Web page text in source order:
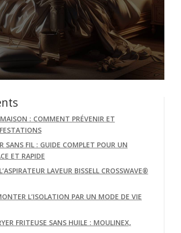
: COMMENT PRÉVENIR ET
SANS FIL : GUIDE COMPLET POUR UN
ET RAPIDE
LAVEUR BISSELL CROSSWAVE®
L’ISOLATION PAR UN MODE DE VIE
FRITEUSE SANS HUILE : MOULINEX,